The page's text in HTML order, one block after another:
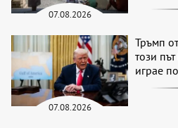
07.08.2026
07.08.2026
Тръмп
този
играе